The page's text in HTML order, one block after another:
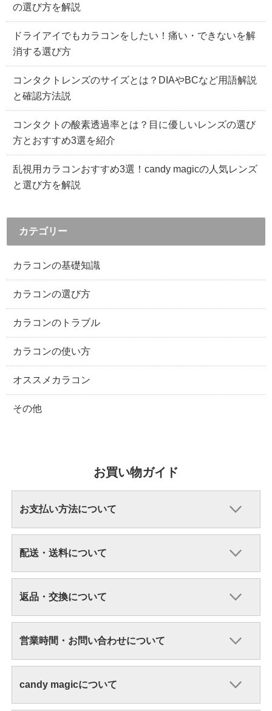
の選び方を解説
ドライアイでもカラコンをしたい！痛い・できないを解
消する選び方
コンタクトレンズのサイズとは？DIAやBCなど用語解説
と確認方法説
コンタクトの酸素透過率とは？目に優しいレンズの選び
方とおすすめ3選を紹介
乱視用カラコンおすすめ3選！candy magicの人気レンズ
と選び方を解説
カテゴリー
カラコンの基礎知識
カラコンの選び方
カラコンのトラブル
カラコンの使い方
オススメカラコン
その他
お買い物ガイド
お支払い方法について
配送・送料について
返品・交換について
営業時間・お問い合わせについて
candy magicについて